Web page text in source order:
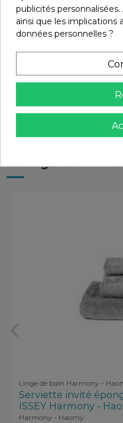
Retours et
Avis (0)
ont également
Linge de bain Harmony -
Serviette invité
ISSEY Harmony -
Harmony - Haomy
publicités
ainsi que les implications
données personnelles ?